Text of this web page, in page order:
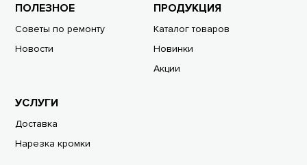
ПОЛЕЗНОЕ
Советы по ремонту
Новости
ПРОДУКЦИЯ
Каталог товаров
Новинки
Акции
УСЛУГИ
Доставка
Нарезка кромки